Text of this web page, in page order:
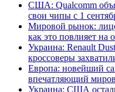
США: Qualcomm
свои чипы с 1
Мировой рынок:
как это повлияет на
Украина: Renault
кроссоверы
Европа: новейший
впечатляющий
Украина: США